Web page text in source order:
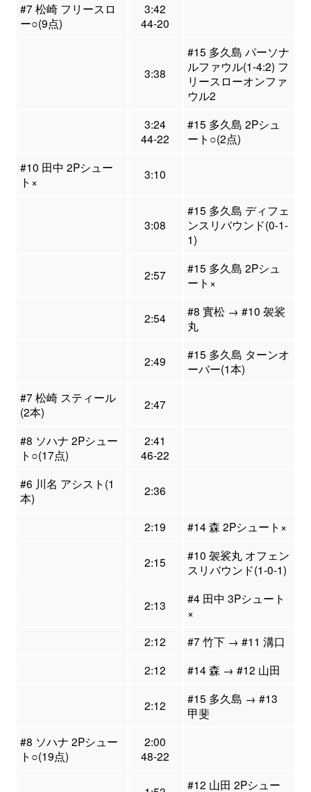
#7 松崎 フリースロ
ー○(9点)
3:42
44-20
3:38
#15 多久島 パーソナ
ルファウル(1-4:2) フ
リースローオンファ
ウル2
3:24
44-22
#15 多久島 2Pシュ
ート○(2点)
#10 田中 2Pシュー
ト×
3:10
3:08
#15 多久島 ディフェ
ンスリバウンド(0-1-
1)
2:57
#15 多久島 2Pシュ
ート×
2:54
#8 實松 → #10 袈裟
丸
2:49
#15 多久島 ターンオ
ーバー(1本)
#7 松崎 スティール
(2本)
2:47
#8 ソハナ 2Pシュー
ト○(17点)
2:41
46-22
#6 川名 アシスト(1
本)
2:36
2:19 #14 森 2Pシュート×
2:15
#10 袈裟丸 オフェン
スリバウンド(1-0-1)
2:13
#4 田中 3Pシュート
×
2:12
#7 竹下 → #11 溝口
2:12
#14 森 → #12 山田
2:12
#15 多久島 → #13
甲斐
#8 ソハナ 2Pシュー
ト○(19点)
2:00
48-22
#12 山田 2Pシュー